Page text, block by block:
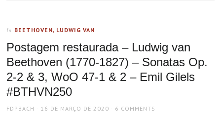
In BEETHOVEN, LUDWIG VAN
Postagem restaurada – Ludwig van
Beethoven (1770-1827) – Sonatas Op.
2-2 & 3, WoO 47-1 & 2 – Emil Gilels
#BTHVN250
AUTHOR
FDPBACH
POSTED
16 DE MARÇO DE 2020 6 COMMENTS